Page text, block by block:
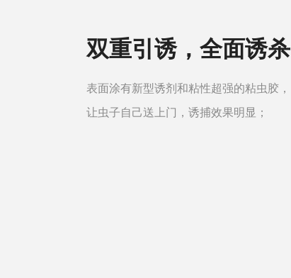
双重引诱，全面诱杀
表面涂有新型诱剂和粘性超强的粘虫胶，
让虫子自己送上门，诱捕效果明显；